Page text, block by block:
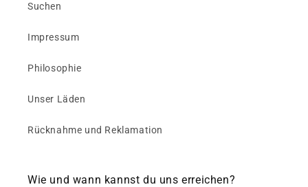
Suchen
Impressum
Philosophie
Unser Läden
Rücknahme und Reklamation
Wie und wann kannst du uns erreichen?